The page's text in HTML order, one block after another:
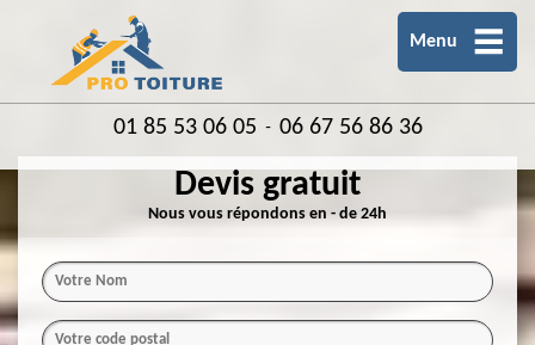
Menu
01 85 53 06 05 - 06 67 56 86 36
Devis gratuit
Nous vous répondons en - de 24h